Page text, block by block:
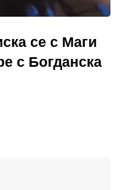
се с Маги
с Богданска